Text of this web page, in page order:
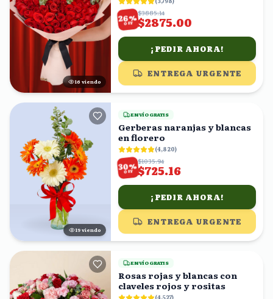
16 viendo
26%
OFF
$3885.14
$2875.00
¡PEDIR AHORA!
ENTREGA URGENTE
18 viendo
ENVÍO GRATIS
Gerberas naranjas y blancas
en florero
(4,820)
30%
OFF
$1035.94
$725.16
¡PEDIR AHORA!
ENTREGA URGENTE
ENVÍO GRATIS
Rosas rojas y blancas con
claveles rojos y rositas
(4,527)